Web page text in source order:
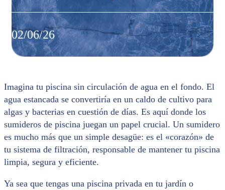
02/06/26
Imagina tu piscina sin circulación de agua en el fondo. El
agua estancada se convertiría en un caldo de cultivo para
algas y bacterias en cuestión de días. Es aquí donde los
sumideros de piscina juegan un papel crucial. Un sumidero
es mucho más que un simple desagüe: es el «corazón» de
tu sistema de filtración, responsable de mantener tu piscina
limpia, segura y eficiente.
Ya sea que tengas una piscina privada en tu jardín o